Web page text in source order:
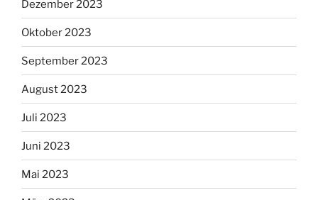
Dezember 2023
Oktober 2023
September 2023
August 2023
Juli 2023
Juni 2023
Mai 2023